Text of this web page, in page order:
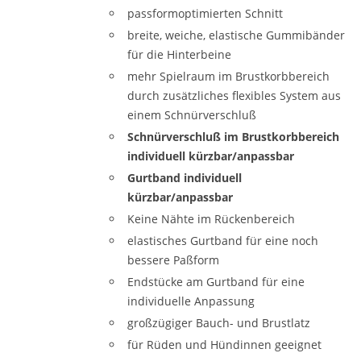
passformoptimierten Schnitt
breite, weiche, elastische Gummibänder
für die Hinterbeine
mehr Spielraum im Brustkorbbereich
durch zusätzliches flexibles System aus
einem Schnürverschluß
Schnürverschluß im Brustkorbbereich
individuell kürzbar/anpassbar
Gurtband individuell
kürzbar/anpassbar
Keine Nähte im Rückenbereich
elastisches Gurtband für eine noch
bessere Paßform
Endstücke am Gurtband für eine
individuelle Anpassung
großzügiger Bauch- und Brustlatz
für Rüden und Hündinnen geeignet